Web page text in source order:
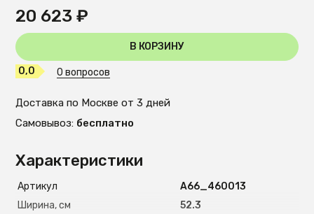
Характеристики
Артикул
A66_460013
Ширина, см
52.3
20 623 ₽
В КОРЗИНУ
0,0 0 вопросов
Доставка по Москве от 3 дней
Самовывоз: бесплатно